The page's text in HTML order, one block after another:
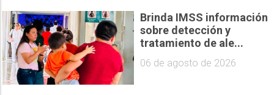
Brinda IMSS información
sobre detección y
tratamiento de ale...
06 de agosto de 2026